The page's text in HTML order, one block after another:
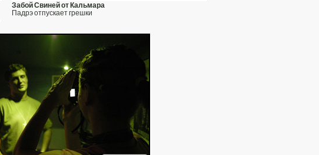
Забой Свиней от Кальмара
Падрэ отпускает грешки